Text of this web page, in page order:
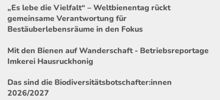
„Es lebe die Vielfalt“ – Weltbienentag rückt
gemeinsame Verantwortung für
Bestäuberlebensräume in den Fokus
Mit den Bienen auf Wanderschaft - Betriebsreportage
Imkerei Hausruckhonig
Das sind die Biodiversitätsbotschafter:innen
2026/2027